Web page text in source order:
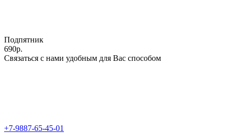
Подпятник
690р.
Связаться с нами удобным для Вас способом
+7-9887-65-45-01